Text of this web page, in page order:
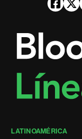
LATINOAMÉRICA